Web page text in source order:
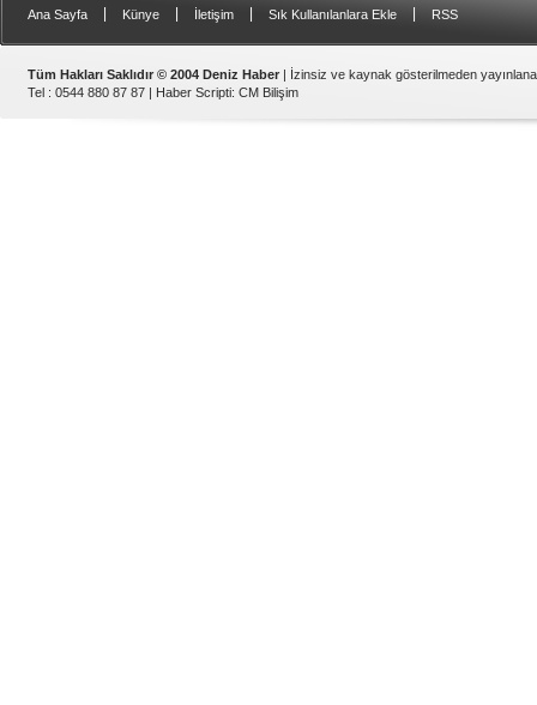
Ana Sayfa Künye İletişim Sık Kullanılanlara Ekle RSS
Tüm Hakları Saklıdır © 2004 Deniz Haber | İzinsiz ve kaynak gösterilmeden
Tel : 0544 880 87 87 | Haber Scripti: CM Bilişim